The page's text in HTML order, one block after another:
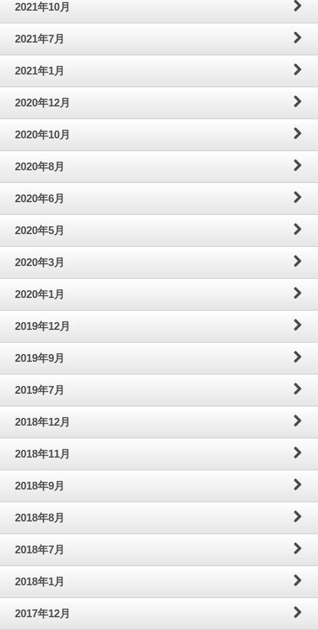
2021年10月
2021年7月
2021年1月
2020年12月
2020年10月
2020年8月
2020年6月
2020年5月
2020年3月
2020年1月
2019年12月
2019年9月
2019年7月
2018年12月
2018年11月
2018年9月
2018年8月
2018年7月
2018年1月
2017年12月